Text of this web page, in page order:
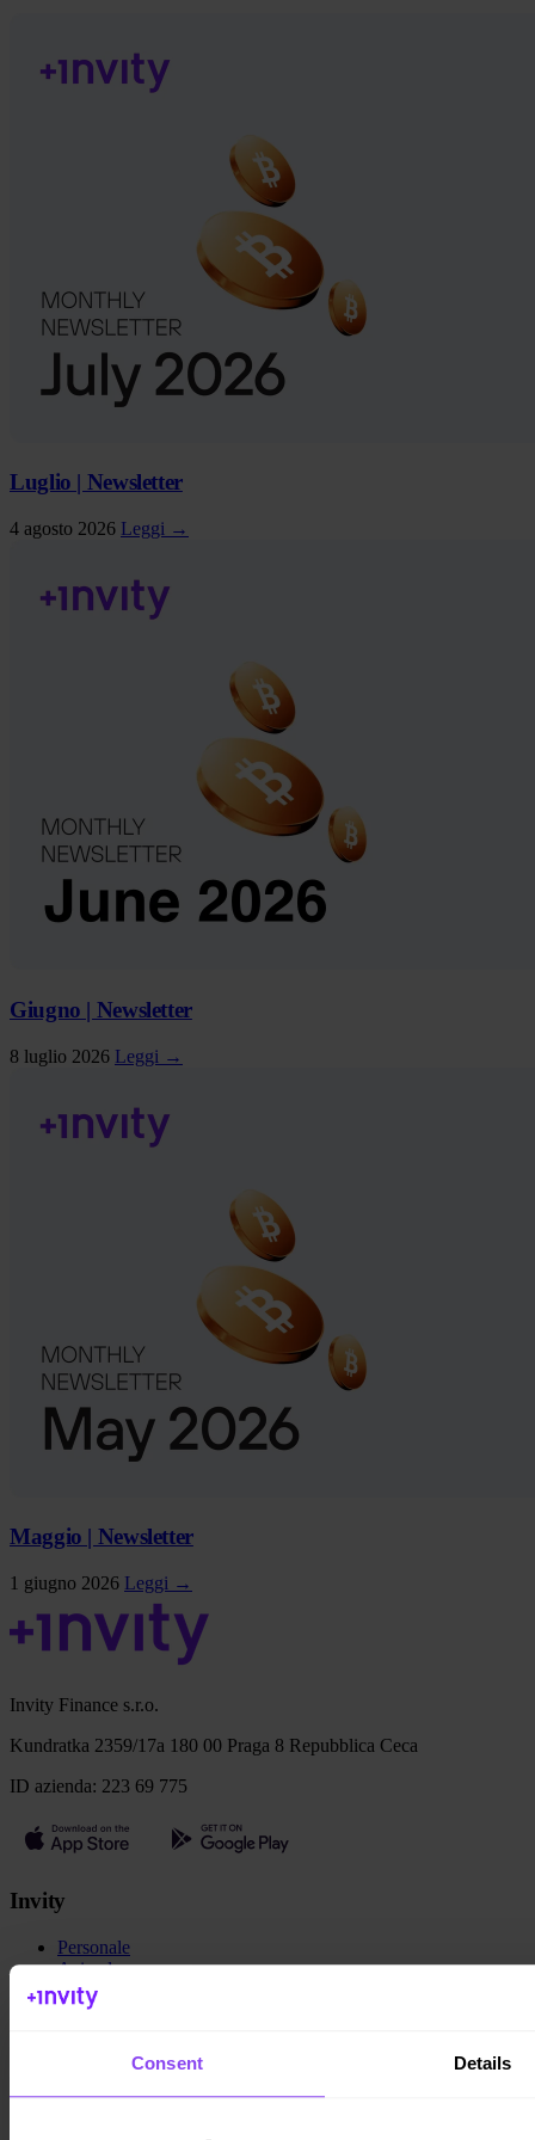
Consent Details
Luglio | Newsletter
4 agosto 2026 Leggi →
Giugno | Newsletter
8 luglio 2026 Leggi →
Maggio | Newsletter
1 giugno 2026 Leggi →
Invity Finance s.r.o.
Kundratka 2359/17a 180 00 Praga 8 Repubblica Ceca
ID azienda: 223 69 775
Invity
Personale
Aziende
Prestiti
Turbo Acquisto
Company